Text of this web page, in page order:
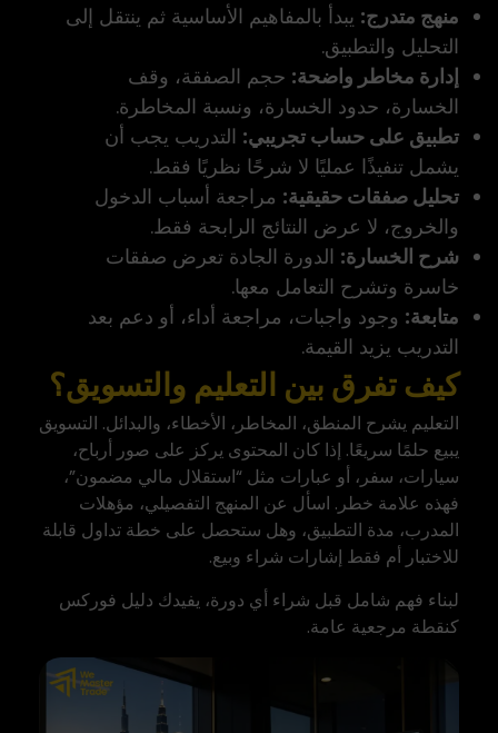
منهج متدرج: يبدأ بالمفاهيم الأساسية ثم ينتقل إلى
التحليل والتطبيق.
إدارة مخاطر واضحة: حجم الصفقة، وقف
الخسارة، حدود الخسارة، ونسبة المخاطرة.
تطبيق على حساب تجريبي: التدريب يجب أن
يشمل تنفيذًا عمليًا لا شرحًا نظريًا فقط.
تحليل صفقات حقيقية: مراجعة أسباب الدخول
والخروج، لا عرض النتائج الرابحة فقط.
شرح الخسارة: الدورة الجادة تعرض صفقات
خاسرة وتشرح التعامل معها.
متابعة: وجود واجبات، مراجعة أداء، أو دعم بعد
التدريب يزيد القيمة.
كيف تفرق بين التعليم والتسويق؟
التعليم يشرح المنطق، المخاطر، الأخطاء، والبدائل. التسويق
يبيع حلمًا سريعًا. إذا كان المحتوى يركز على صور أرباح،
سيارات، سفر، أو عبارات مثل “استقلال مالي مضمون”،
فهذه علامة خطر. اسأل عن المنهج التفصيلي، مؤهلات
المدرب، مدة التطبيق، وهل ستحصل على خطة تداول قابلة
للاختبار أم فقط إشارات شراء وبيع.
لبناء فهم شامل قبل شراء أي دورة، يفيدك دليل فوركس
كنقطة مرجعية عامة.